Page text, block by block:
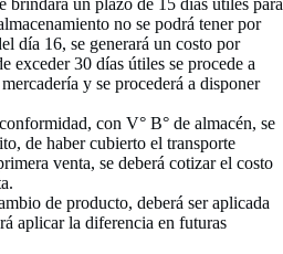
brindará un plazo de 15 días útiles para
no se podrá tener por
día 16, se generará un costo por
exceder 30 días útiles se procede a
y se procederá a disponer
con V° B° de almacén, se
de haber cubierto el transporte
venta, se deberá cotizar el costo
de producto, deberá ser aplicada
aplicar la diferencia en futuras